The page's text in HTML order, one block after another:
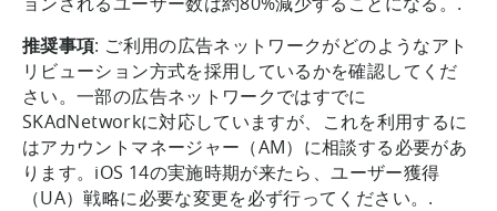
推奨事項: ご利用の広告ネットワークがどのようなアト
リビューション方式を採用しているかを確認してくだ
さい。一部の広告ネットワークではすでに
SKAdNetworkに対応していますが、これを利用するに
はアカウントマネージャー（AM）に相談する必要があ
ります。iOS 14の実施時期が来たら、ユーザー獲得
（UA）戦略に必要な変更を必ず行ってください。.